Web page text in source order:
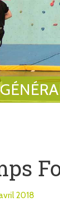
2018